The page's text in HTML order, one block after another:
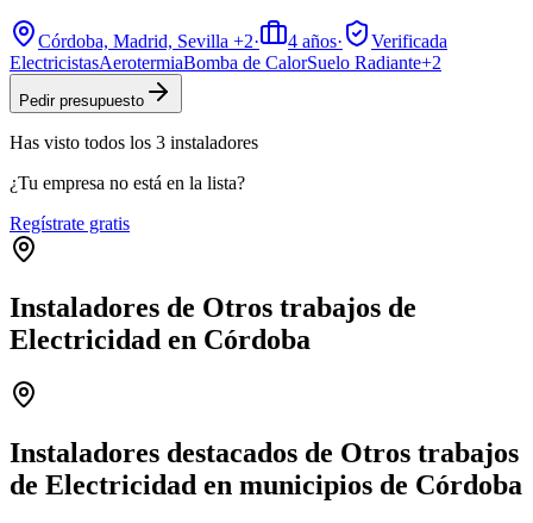
Córdoba, Madrid, Sevilla +2· 4 años·
Verificada
ElectricistasAerotermiaBomba de CalorSuelo Radiante+2
Pedir presupuesto
Has visto todos los 3 instaladores
¿Tu empresa no está en la lista?
Regístrate gratis
Instaladores de Otros trabajos de
Electricidad en Córdoba
−
Instaladores destacados de Otros trabajos
de Electricidad en municipios de Córdoba